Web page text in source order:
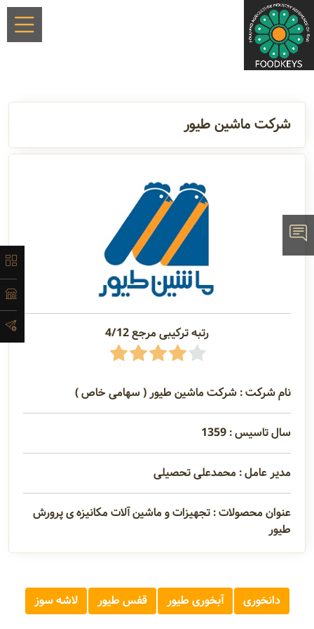
×
معرفی
لیست
مدیران و
مسئولین
گالری
شرکت
شرکت ماشین طیور
رتبه ترکیبی مرجع 4/12
نام شرکت : شرکت ماشین طیور ( سهامی خاص )
سال تاسیس : 1359
مدیر عامل : محمدعلی تحصیلی
عنوان محصولات : تجهیزات و ماشین آلات مکانیزه ی پرورش
طیور
دانخوری آبخوری طیور قفس طیور لاشه سوز